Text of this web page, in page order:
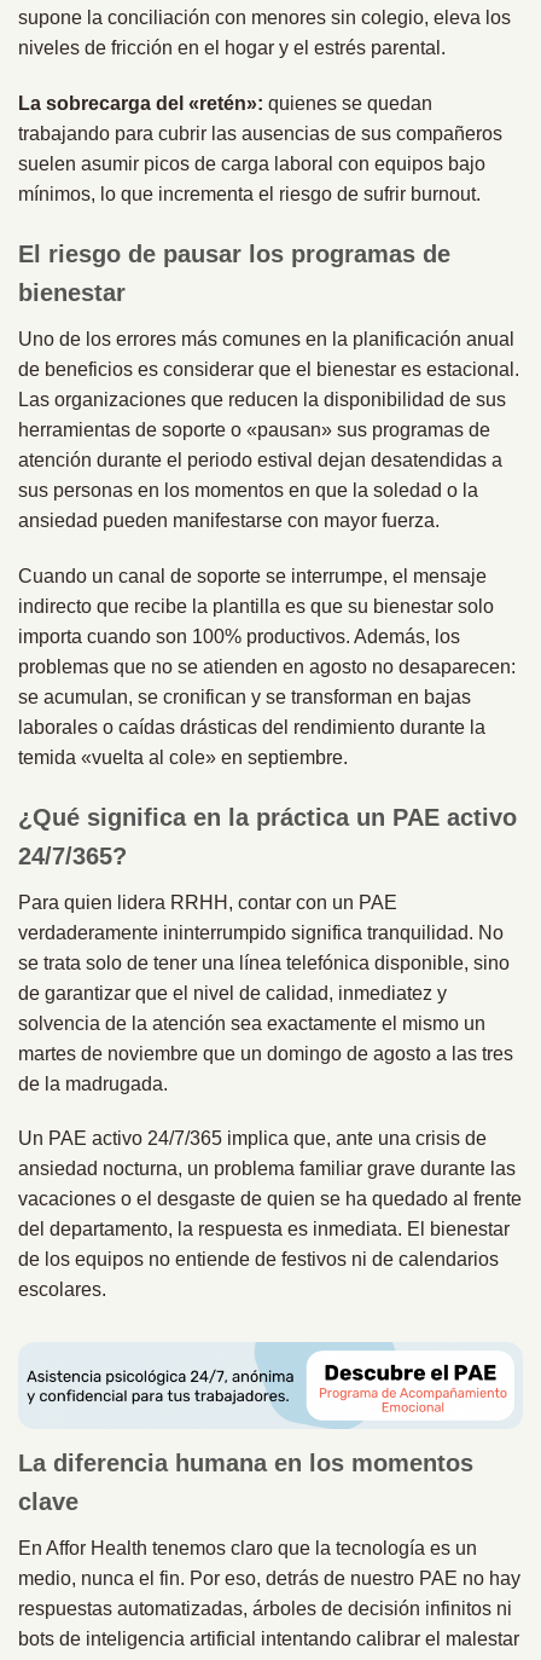
supone la conciliación con menores sin colegio, eleva los
niveles de fricción en el hogar y el estrés parental.
La sobrecarga del «retén»: quienes se quedan
trabajando para cubrir las ausencias de sus compañeros
suelen asumir picos de carga laboral con equipos bajo
mínimos, lo que incrementa el riesgo de sufrir burnout.
El riesgo de pausar los programas de
bienestar
Uno de los errores más comunes en la planificación anual
de beneficios es considerar que el bienestar es estacional.
Las organizaciones que reducen la disponibilidad de sus
herramientas de soporte o «pausan» sus programas de
atención durante el periodo estival dejan desatendidas a
sus personas en los momentos en que la soledad o la
ansiedad pueden manifestarse con mayor fuerza.
Cuando un canal de soporte se interrumpe, el mensaje
indirecto que recibe la plantilla es que su bienestar solo
importa cuando son 100% productivos. Además, los
problemas que no se atienden en agosto no desaparecen:
se acumulan, se cronifican y se transforman en bajas
laborales o caídas drásticas del rendimiento durante la
temida «vuelta al cole» en septiembre.
¿Qué significa en la práctica un PAE activo
24/7/365?
Para quien lidera RRHH, contar con un PAE
verdaderamente ininterrumpido significa tranquilidad. No
se trata solo de tener una línea telefónica disponible, sino
de garantizar que el nivel de calidad, inmediatez y
solvencia de la atención sea exactamente el mismo un
martes de noviembre que un domingo de agosto a las tres
de la madrugada.
Un PAE activo 24/7/365 implica que, ante una crisis de
ansiedad nocturna, un problema familiar grave durante las
vacaciones o el desgaste de quien se ha quedado al frente
del departamento, la respuesta es inmediata. El bienestar
de los equipos no entiende de festivos ni de calendarios
escolares.
La diferencia humana en los momentos
clave
En Affor Health tenemos claro que la tecnología es un
medio, nunca el fin. Por eso, detrás de nuestro PAE no hay
respuestas automatizadas, árboles de decisión infinitos ni
bots de inteligencia artificial intentando calibrar el malestar